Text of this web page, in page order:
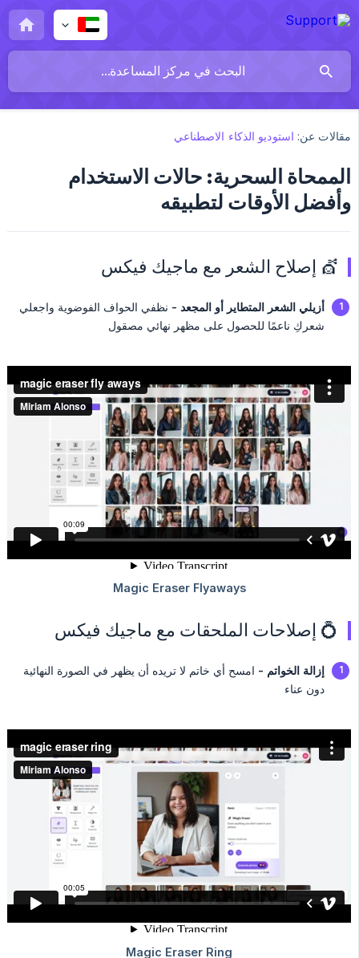
مقالات عن: استوديو الذكاء الاصطناعي
الممحاة السحرية: حالات الاستخدام
وأفضل الأوقات لتطبيقه
💇 إصلاح الشعر مع ماجيك فيكس
أزيلي الشعر المتطاير أو المجعد - نظفي الحواف الفوضوية واجعلي
شعركِ ناعمًا للحصول على مظهر نهائي مصقول
💍 إصلاحات الملحقات مع ماجيك فيكس
إزالة الخواتم - امسح أي خاتم لا تريده أن يظهر في الصورة النهائية
دون عناء